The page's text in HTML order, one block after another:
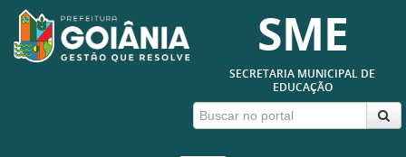
SME
SECRETARIA MUNICIPAL DE
EDUCAÇÃO